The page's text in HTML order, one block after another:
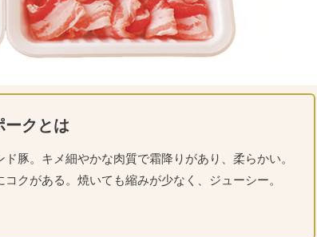
ークとは
豚。キメ細やかな肉質で霜降りがあり、柔らかい。
コクがある。焼いても縮みが少なく、ジューシー。